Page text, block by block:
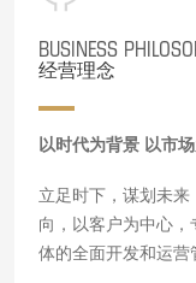
BUSINESS
经营理念
以时代为背景 以市
立足时下，谋划未
向，以客户为中心
体的全面开发和运营